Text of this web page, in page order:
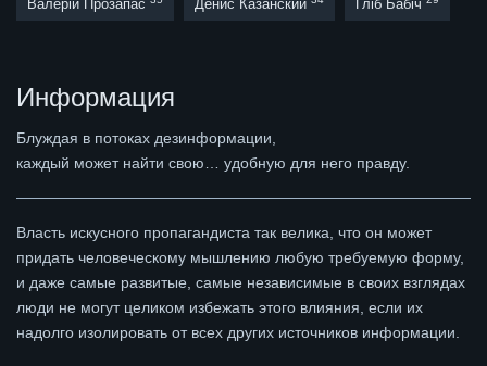
Валерій Прозапас Денис Казанский Гліб Бабіч
Информация
Блуждая в потоках дезинформации,
каждый может найти свою… удобную для него правду.
Власть искусного пропагандиста так велика, что он может
придать человеческому мышлению любую требуемую форму,
и даже самые развитые, самые независимые в своих взглядах
люди не могут целиком избежать этого влияния, если их
надолго изолировать от всех других источников информации.